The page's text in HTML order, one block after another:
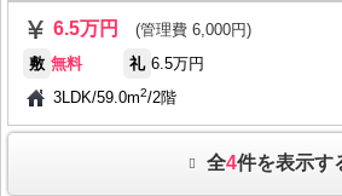
6.5万円
(管理費 6,000円)
敷 無料 礼 6.5万円
3LDK/59.0m2/2階
全4件を表示す